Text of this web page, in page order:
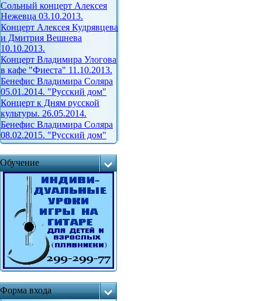
Сольный концерт Алексея
Нежевца 03.10.2013.
Концерт Алексея Кудрявцева
и Дмитрия Вешнева
10.10.2013.
Концерт Владимира Улогова
в кафе "Фиеста" 11.10.2013.
Бенефис Владимира Соляра
05.01.2014. "Русский дом"
Концерт к Дням русской
культуры. 26.05.2014.
Бенефис Владимира Соляра
08.02.2015. "Русский дом"
Обучение
Форма входа